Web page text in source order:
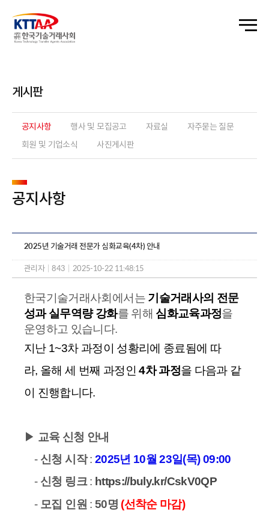
게시판
공지사항 행사 및 모집공고 자료실
자주묻는 질문
회원 및 기업소식
사진게시판
공지사항
2025년 기술거래 전문가 심화교육(4차) 안내
관리자 843 2025-10-22 11:48:15
한국기술거래사회에서는 기술거래사의 전문
성과 실무역량 강화를 위해 심화교육과정을
운영하고 있습니다.
지난 1~3차 과정이 성황리에 종료됨에 따
라, 올해 세 번째 과정인4차 과정을 다음과 같
이 진행합니다.
▶ 교육 신청 안내
- 신청 시작: 2025년 10월 23일(목) 09:00
- 신청 링크: https://buly.kr/CskV0QP
- 모집 인원 : 50명 (선착순 마감)